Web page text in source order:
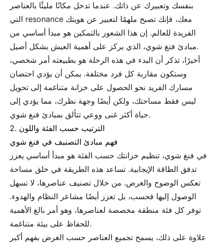
بنفسك وتعبيرك عن ذاتك. عندما تدخل مكانًا مليئًا بالعناصر
التي resonance معك، فإنك تصبح ملهمًا لتعبير عن هويتك
الفريدة للعالم. إن هذا الشعور بالتمكين هو مبدأ أساسي من
مبادئ فنغ شوي، الذي يركز على أهمية العيش بشكل أصيل.
أخيرًا، تذكر أن البدء في هذه الرحلة هو بطبيعته أمر شخصي،
وستكون مقاربة كل فرد مختلفة. يمكن أن يؤدي احتضان
مسارك الفريد نحو الحصول على خزانة متناغمة إلى تحويل
ليس فقط مساحتك، ولكن أيضًا وجهة نظرك، مما يؤدي إلى
حياة أكثر غنى ووعي تتألق بمبادئ فنغ شوي.
2. الترتيب حسب الفئة واللون
فهم مبادئ التصنيف في فنغ شوي
في فنغ شوي، تنظيم خزانتك حسب الفئة هو مبدأ أساسي يعزز
تدفق الطاقة الإيجابية. تساعد هذه الطريقة في خلق مساحة
تعكس الوضوح والغرض. من خلال تصنيف عناصرها، لا تسهل
الوصول إليها فحسب، بل تعزز أيضًا مشاعر النظام والهدوء.
توفر كل فئة منطقة مخصصة لعناصرها، وهو أمر بالغ الأهمية
للحفاظ على بيئة متناغمة.
علاوة على ذلك، يسمح تجميع العناصر حسب الغرض بفهم أكبر